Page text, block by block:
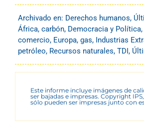
Archivado en: Derechos humanos,
África, carbón, Democracia y Política,
comercio, Europa, gas, Industrias
petróleo, Recursos naturales, TDI,
Este informe incluye imágenes de
ser bajadas e impresas. Copyright
sólo pueden ser impresas junto con